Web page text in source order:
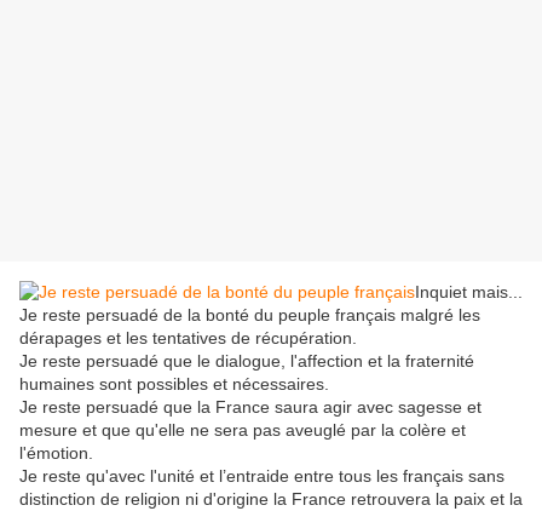
Inquiet mais...
Je reste persuadé de la bonté du peuple français malgré les
dérapages et les tentatives de récupération.
Je reste persuadé que le dialogue, l'affection et la fraternité
humaines sont possibles et nécessaires.
Je reste persuadé que la France saura agir avec sagesse et
mesure et que qu'elle ne sera pas aveuglé par la colère et
l'émotion.
Je reste qu'avec l'unité et l’entraide entre tous les français sans
distinction de religion ni d'origine la France retrouvera la paix et la